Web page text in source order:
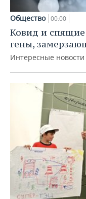
Общество 00:00
Ковид и спящие
гены,
Интересные